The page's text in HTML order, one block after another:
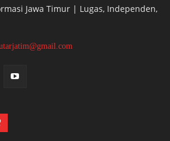
Jawa Timur | Lugas, Independen,